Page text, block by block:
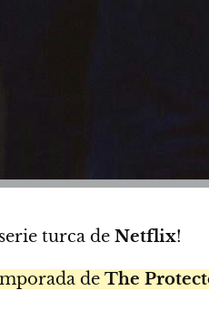
turca de Netflix!
de The